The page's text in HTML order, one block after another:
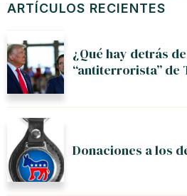
ARTÍCULOS RECIENTES
¿Qué hay detrás
“antiterrorista” de
Donaciones a los